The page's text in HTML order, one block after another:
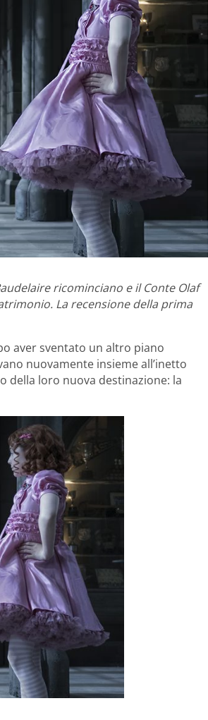
ricominciano e il Conte Olaf
La recensione della prima
aver sventato un altro piano
nuovamente insieme all’inetto
della loro nuova destinazione: la